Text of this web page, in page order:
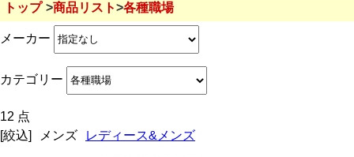
トップ 商品リスト 各種職場
メーカー
カテゴリー
12 点
[絞込]
メンズ レディース&メンズ